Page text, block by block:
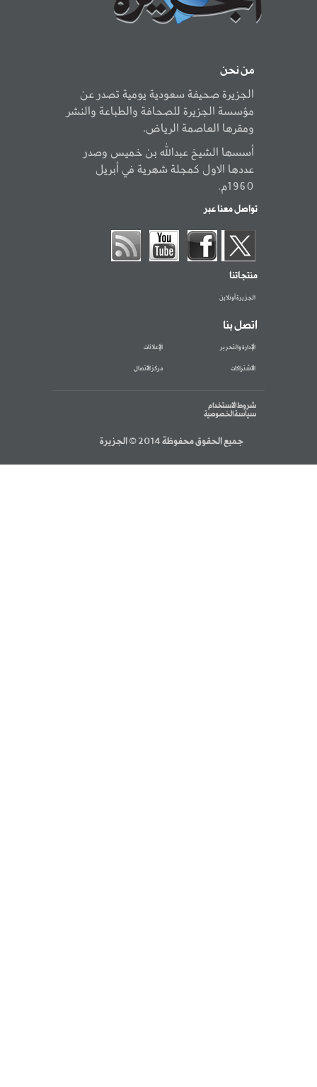
من نحن
الجزيرة صحيفة سعودية يومية تصدر عن
مؤسسة الجزيرة للصحافة والطباعة والنشر
ومقرها العاصمة الرياض.
أسسها الشيخ عبدالله بن خميس وصدر
عددها الاول كمجلة شهرية في أبريل
1960م.
تواصل معنا عبر
منتجاتنا
الجزيرة أونلاين
اتصل بنا
الإدارة والتحرير الإعلانات
الاشتراكات مركز الاتصال
شروط الاستخدام
سياسة الخصوصية
جميع الحقوق محفوظة 2014 © الجزيرة